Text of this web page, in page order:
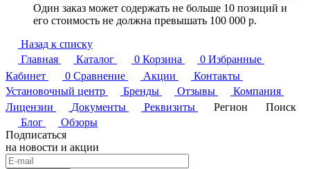
Один заказ может содержать не больше 10 позиций и
его стоимость не должна превышать 100 000 р.
Назад к списку
Главная
Каталог 0 Корзина 0 Избранные
Кабинет
0 Сравнение Акции
Контакты
Установочный центр
Бренды Отзывы
Компания
Лицензии
Документы Реквизиты Регион
Поиск
Блог
Обзоры
Подписаться
на новости и акции